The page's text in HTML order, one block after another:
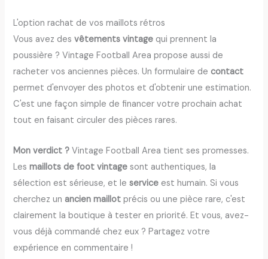
L'option rachat de vos maillots rétros
Vous avez desvêtements vintage qui prennent la
poussière ? Vintage Football Area propose aussi de
racheter vos anciennes pièces. Un formulaire decontact
permet d'envoyer des photos et d'obtenir une estimation.
C'est une façon simple de financer votre prochain achat
tout en faisant circuler des pièces rares.
Mon verdict ? Vintage Football Area tient ses promesses.
Lesmaillots de foot vintage sont authentiques, la
sélection est sérieuse, et leservice est humain. Si vous
cherchez un ancien maillot précis ou une pièce rare, c'est
clairement la boutique à tester en priorité. Et vous, avez-
vous déjà commandé chez eux ? Partagez votre
expérience en commentaire !